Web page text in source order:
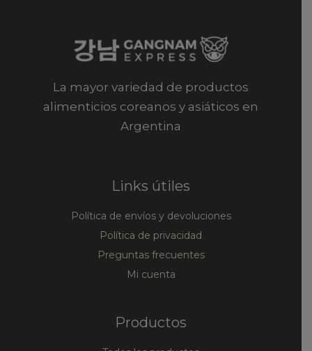
La mayor variedad de productos
alimenticios coreanos y asiáticos en
Argentina
Links útiles
Política de envíos y devoluciones
Política de privacidad
Preguntas frecuentes
Mi cuenta
Productos